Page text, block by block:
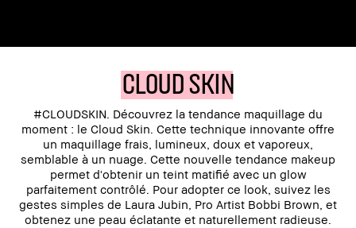
CLOUD SKIN
#CLOUDSKIN. Découvrez la tendance maquillage du
moment : le Cloud Skin. Cette technique innovante offre
un maquillage frais, lumineux, doux et vaporeux,
semblable à un nuage. Cette nouvelle tendance makeup
permet d'obtenir un teint matifié avec un glow
parfaitement contrôlé. Pour adopter ce look, suivez les
gestes simples de Laura Jubin, Pro Artist Bobbi Brown, et
obtenez une peau éclatante et naturellement radieuse.